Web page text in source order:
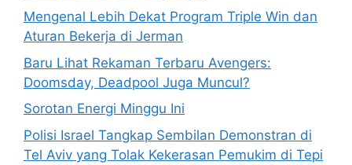
Aturan Bekerja di Jerman
Baru Lihat Rekaman Terbaru Avengers:
Doomsday, Deadpool Juga Muncul?
Sorotan Energi Minggu Ini
Polisi Israel Tangkap Sembilan Demonstran di
Tel Aviv yang Tolak Kekerasan Pemukim di Tepi
Barat